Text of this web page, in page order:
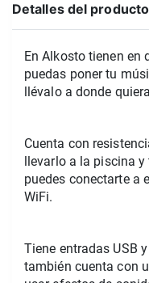
Detalles del producto
En Alkosto tienen en
puedas poner tu
llévalo a donde
Cuenta con
llevarlo a la piscina
puedes conectarte a
WiFi.
Tiene entradas USB
también cuenta con